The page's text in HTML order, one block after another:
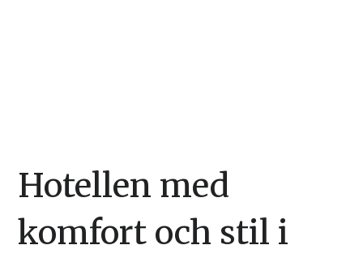
Hotellen med
komfort och stil i